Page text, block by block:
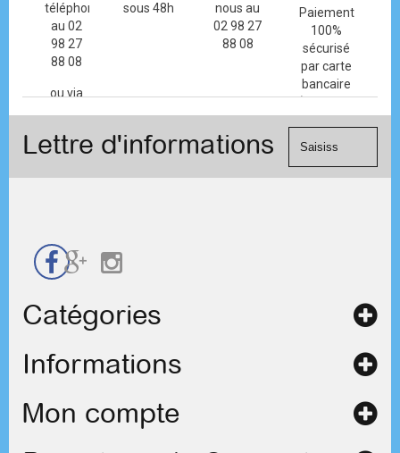
téléphone
au 02
98 27
88 08
ou via
de
sous 48h
nous au
02 98 27
88 08
Paiement
100%
sécurisé
par carte
bancaire
(Mastercard,
Visa, ...) et
Lettre d'informations
Catégories
Informations
Mon compte